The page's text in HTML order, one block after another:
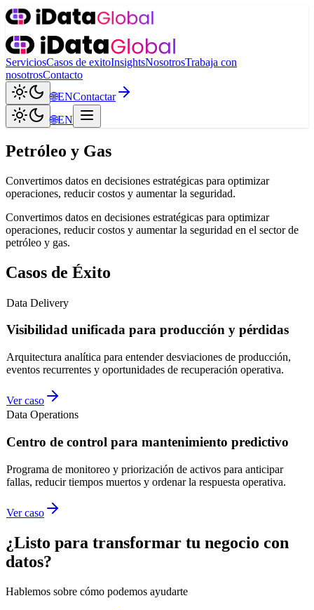
ServiciosCasos de exitoInsightsNosotrosTrabaja con
nosotrosContacto
🌐ENContactar
🌐EN
Petróleo y Gas
Convertimos datos en decisiones estratégicas para optimizar
operaciones, reducir costos y aumentar la seguridad.
Convertimos datos en decisiones estratégicas para optimizar
operaciones, reducir costos y aumentar la seguridad en el sector de
petróleo y gas.
Casos de Éxito
Data Delivery
Visibilidad unificada para producción y pérdidas
Arquitectura analítica para entender desviaciones de producción,
eventos recurrentes y oportunidades de recuperación operativa.
Ver caso
Data Operations
Centro de control para mantenimiento predictivo
Programa de monitoreo y priorización de activos para anticipar
fallas, reducir tiempos muertos y ordenar la respuesta operativa.
Ver caso
¿Listo para transformar tu negocio con
datos?
Hablemos sobre cómo podemos ayudarte